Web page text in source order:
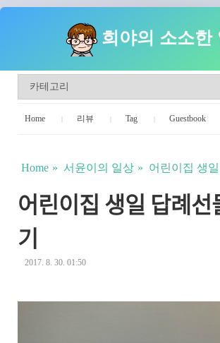
희야의 소소한
Home 리뷰 Tag Guestbook
Home 서윤이의 일상 어린이집 생
어린이집 생일 답례선
기
2017. 8. 30. 01:50